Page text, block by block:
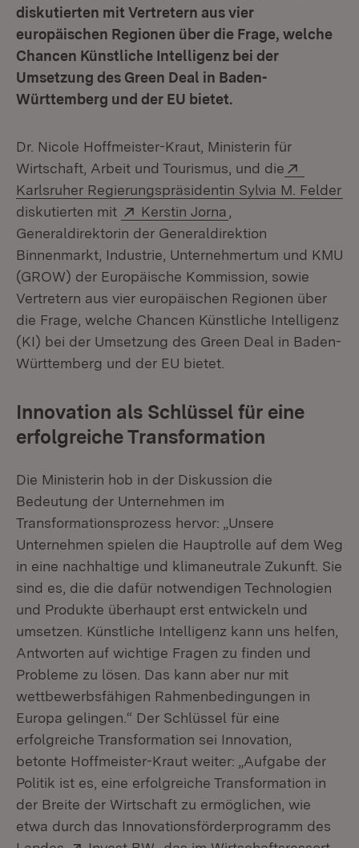
diskutierten mit Vertretern aus vier
europäischen Regionen über die Frage, welche
Chancen Künstliche Intelligenz bei der
Umsetzung des Green Deal in Baden-
Württemberg und der EU bietet.
Dr. Nicole Hoffmeister-Kraut, Ministerin für
Wirtschaft, Arbeit und Tourismus, und die
Karlsruher Regierungspräsidentin Sylvia M. Felder
diskutierten mit
Extern:
Kerstin Jorna
Generaldirektorin der Generaldirektion
Binnenmarkt, Industrie, Unternehmertum und KMU
(GROW) der Europäische Kommission, sowie
Vertretern aus vier europäischen Regionen über
die Frage, welche Chancen Künstliche Intelligenz
(KI) bei der Umsetzung des Green Deal in Baden-
Württemberg und der EU bietet.
Innovation als Schlüssel für eine
erfolgreiche Transformation
Die Ministerin hob in der Diskussion die
Bedeutung der Unternehmen im
Transformationsprozess hervor: „Unsere
Unternehmen spielen die Hauptrolle auf dem Weg
in eine nachhaltige und klimaneutrale Zukunft. Sie
sind es, die die dafür notwendigen Technologien
und Produkte überhaupt erst entwickeln und
umsetzen. Künstliche Intelligenz kann uns helfen,
Antworten auf wichtige Fragen zu finden und
Probleme zu lösen. Das kann aber nur mit
wettbewerbsfähigen Rahmenbedingungen in
Europa gelingen.“ Der Schlüssel für eine
erfolgreiche Transformation sei Innovation,
betonte Hoffmeister-Kraut weiter: „Aufgabe der
Politik ist es, eine erfolgreiche Transformation in
der Breite der Wirtschaft zu ermöglichen, wie
etwa durch das Innovationsförderprogramm des